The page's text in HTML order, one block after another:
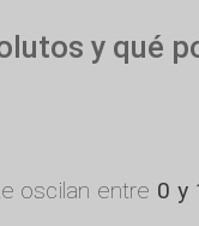
y qué
oscilan entre 0 y